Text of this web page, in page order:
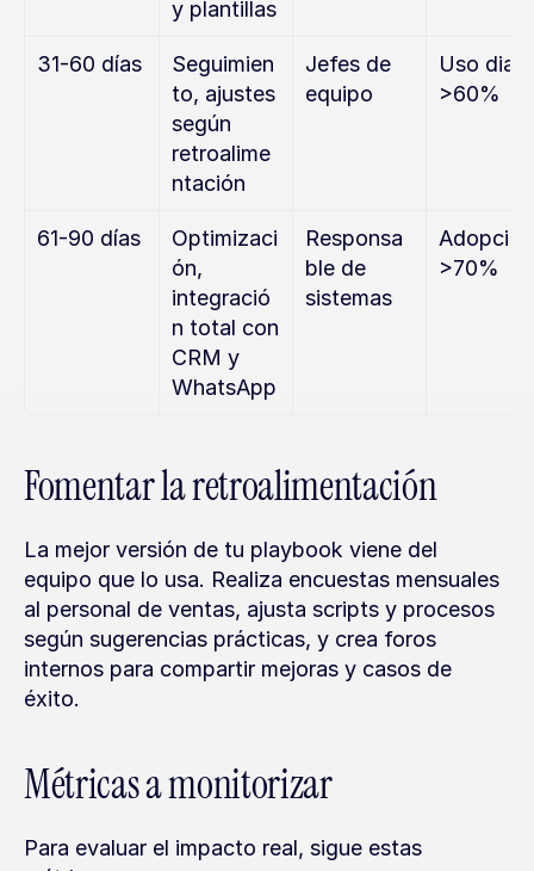
y plantillas
31-60 días
Seguimien
to, ajustes
según
retroalime
ntación
Jefes de
equipo
Uso
>60%
61-90 días
Optimizaci
ón,
integració
n total con
CRM y
WhatsApp
Responsa
ble de
sistemas
Adopción
>70%
Fomentar la retroalimentación
La mejor versión de tu playbook viene del
equipo que lo usa. Realiza encuestas mensuales
al personal de ventas, ajusta scripts y procesos
según sugerencias prácticas, y crea foros
internos para compartir mejoras y casos de
éxito.
Métricas a monitorizar
Para evaluar el impacto real, sigue estas